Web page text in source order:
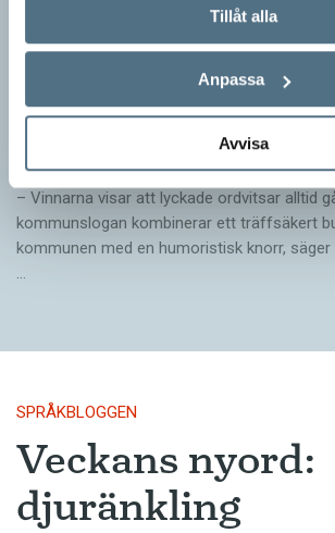
Tillåt alla
Anpassa
Avvisa
Pressmeddelande: Hjovisst
SPRÅKBLOGGEN
– Vinnarna visar att lyckade ordvitsar alltid
kommunslogan kombinerar ett träffsäkert
kommunen med en humoristisk knorr,
…
SPRÅKBLOGGEN
Veckans nyord:
djuränkling